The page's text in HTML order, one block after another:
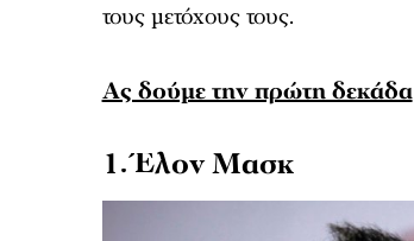
τους μετόχους τους.
Ας δούμε την πρώτη δεκάδα
1. Έλον Μασκ